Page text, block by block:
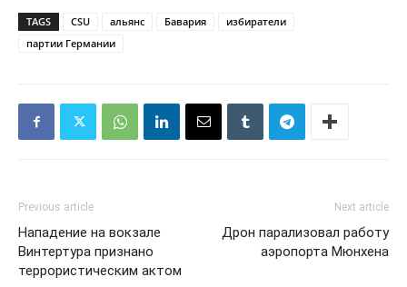
TAGS CSU альянс Бавария
избиратели
партии Германии
Previous article
Нападение на вокзале
Винтертура признано
террористическим актом
Next article
Дрон парализовал работу
аэропорта Мюнхена